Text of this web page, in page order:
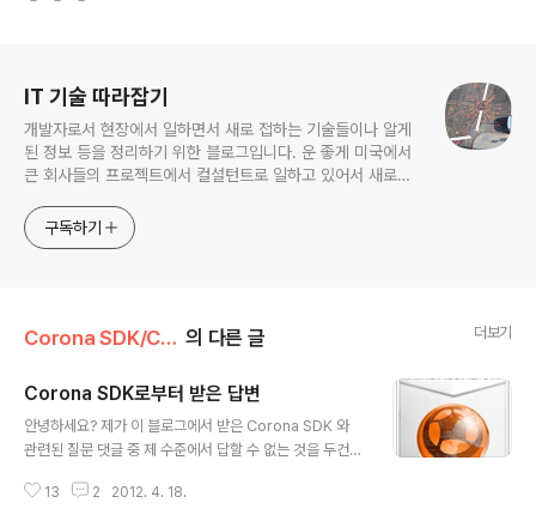
IT 기술 따라잡기
개발자로서 현장에서 일하면서 새로 접하는 기술들이나 알게
된 정보 등을 정리하기 위한 블로그입니다. 운 좋게 미국에서
큰 회사들의 프로젝트에서 컬설턴트로 일하고 있어서 새로운
사용되는 툴들에 대해 많은 분들과 정보를 공유하고 싶습니다.
구독하기
Corona SDK/Corona SDK TIPs 의 다른 글 더보기
Corona SDK로부터 받은 답변
안녕하세요? 제가 이 블로그에서 받은 Corona SDK 와
관련된 질문 댓글 중 제 수준에서 답할 수 없는 것을 두건 C
는데 오후에 답변이 왔네요. feedback이 정말 좋네요. 고
13 2 2012. 4. 18.